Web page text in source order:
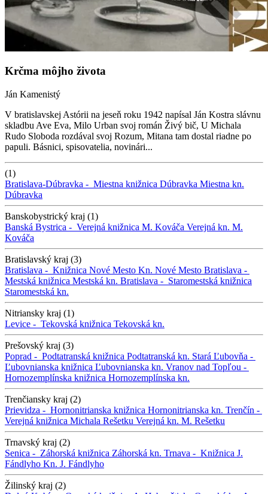
Krčma môjho života
Ján Kamenistý
V bratislavskej Astórii na jeseň roku 1942 napísal Ján Kostra slávnu
skladbu Ave Eva, Milo Urban svoj román Živý bič, U Michala
Rudo Sloboda rozdával svoj Rozum, Mitana tam dostal riadne po
papuli. Básnici, spisovatelia, novinári...
(1)
Bratislava-Dúbravka - Miestna knižnica Dúbravka Miestna kn.
Dúbravka
Banskobystrický kraj (1)
Banská Bystrica - Verejná knižnica M. Kováča Verejná kn. M.
Kováča
Bratislavský kraj (3)
Bratislava - Knižnica Nové Mesto Kn. Nové Mesto Bratislava -
Mestská knižnica Mestská kn. Bratislava - Staromestská knižnica
Staromestská kn.
Nitriansky kraj (1)
Levice - Tekovská knižnica Tekovská kn.
Prešovský kraj (3)
Poprad - Podtatranská knižnica Podtatranská kn. Stará Ľubovňa -
Ľubovnianska knižnica Ľubovnianska kn. Vranov nad Topľou -
Hornozemplínska knižnica Hornozemplínska kn.
Trenčiansky kraj (2)
Prievidza - Hornonitrianska knižnica Hornonitrianska kn. Trenčín -
Verejná knižnica Michala Rešetku Verejná kn. M. Rešetku
Trnavský kraj (2)
Senica - Záhorská knižnica Záhorská kn. Trnava - Knižnica J.
Fándlyho Kn. J. Fándlyho
Žilinský kraj (2)